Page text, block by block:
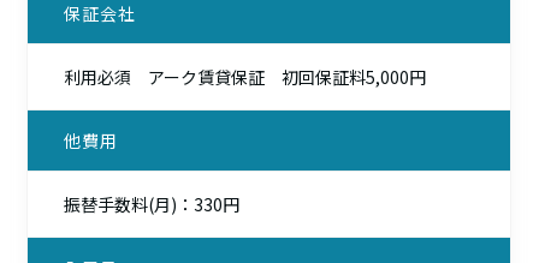
保証会社
利用必須 アーク賃貸保証 初回保証料5,000円
他費用
振替手数料(月)：330円